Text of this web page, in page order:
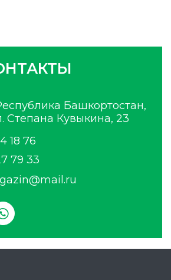
Башкортостан,
Степана Кувыкина, 23
18 76
79 33